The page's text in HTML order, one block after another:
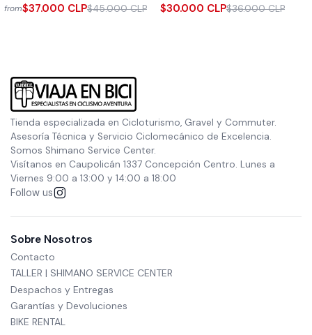
from$37.000 CLP$45.000 CLP $30.000 CLP$36.000 CLP
Tienda especializada en Cicloturismo, Gravel y Commuter.
Asesoría Técnica y Servicio Ciclomecánico de Excelencia.
Somos Shimano Service Center.
Visítanos en Caupolicán 1337 Concepción Centro. Lunes a
Viernes 9:00 a 13:00 y 14:00 a 18:00
Follow us
Sobre Nosotros
Contacto
TALLER | SHIMANO SERVICE CENTER
Despachos y Entregas
Garantías y Devoluciones
BIKE RENTAL